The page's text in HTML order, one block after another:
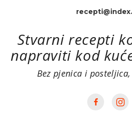
Stvarni recepti
napraviti kod
Bez pjenica i